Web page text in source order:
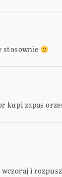
stosownie
kupi zapas
i